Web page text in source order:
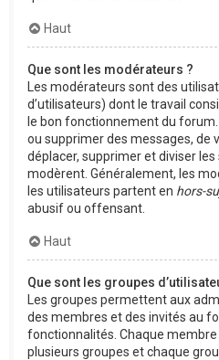
Haut
Que sont les modérateurs ?
Les modérateurs sont des
d’utilisateurs) dont le travail
le bon fonctionnement du
ou supprimer des messages, de
déplacer, supprimer et diviser
modèrent. Généralement, les
les utilisateurs partent en hors-
abusif ou offensant.
Haut
Que sont les groupes
Les groupes permettent aux
des membres et des invités au
fonctionnalités. Chaque
plusieurs groupes et chaque